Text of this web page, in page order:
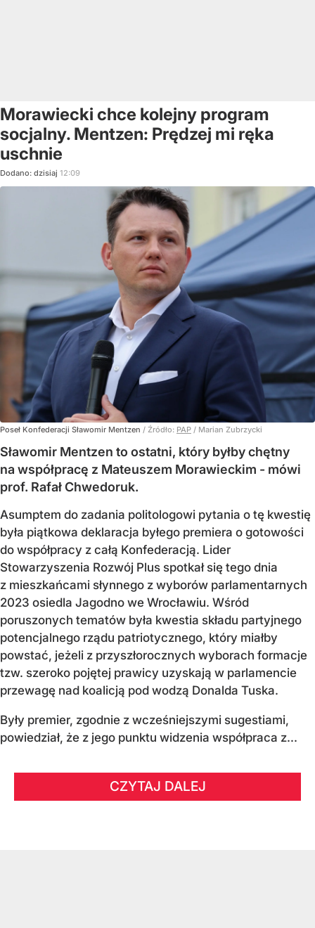
Morawiecki chce kolejny program
socjalny. Mentzen: Prędzej mi ręka
uschnie
Dodano: dzisiaj 12:09
Poseł Konfederacji Sławomir Mentzen / Źródło: PAP / Marian Zubrzycki
Sławomir Mentzen to ostatni, który byłby chętny
na współpracę z Mateuszem Morawieckim - mówi
prof. Rafał Chwedoruk.
Asumptem do zadania politologowi pytania o tę kwestię
była piątkowa deklaracja byłego premiera o gotowości
do współpracy z całą Konfederacją. Lider
Stowarzyszenia Rozwój Plus spotkał się tego dnia
z mieszkańcami słynnego z wyborów parlamentarnych
2023 osiedla Jagodno we Wrocławiu. Wśród
poruszonych tematów była kwestia składu partyjnego
potencjalnego rządu patriotycznego, który miałby
powstać, jeżeli z przyszłorocznych wyborach formacje
tzw. szeroko pojętej prawicy uzyskają w parlamencie
przewagę nad koalicją pod wodzą Donalda Tuska.
Były premier, zgodnie z wcześniejszymi sugestiami,
powiedział, że z jego punktu widzenia współpraca z...
CZYTAJ DALEJ